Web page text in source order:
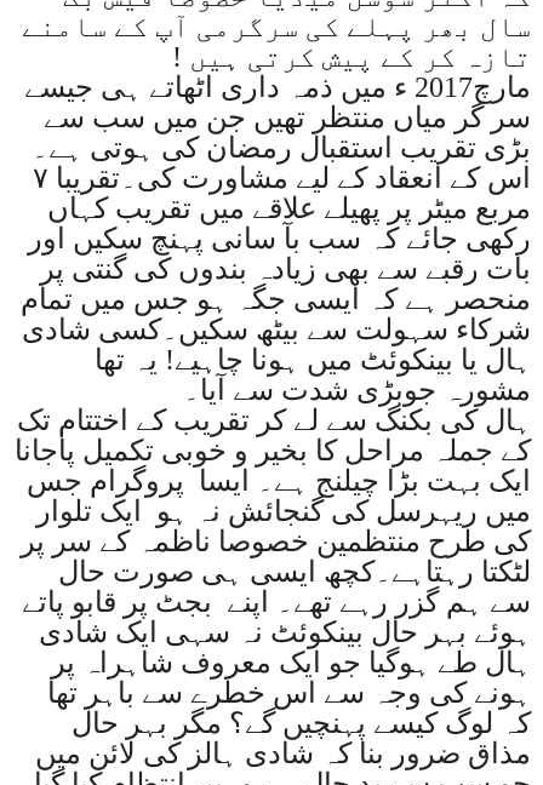
سال بھر پہلے کی سرگرمی آپ کے سامنے
تازہ کر کے پیش کرتی ہیں !
مارچ2017
ء میں ذمہ داری اٹھاتے ہی جیسے
سر گر میاں منتظر تھیں جن میں سب سے
بڑی تقریب استقبال رمضان کی ہوتی ہے۔
اس کے انعقاد کے لیے مشاورت کی۔تقریبا ۷
مربع میٹر پر پھیلے علاقے میں تقریب کہاں
رکھی جائے کہ سب بآ سانی پہنچ سکیں اور
بات رقبے سے بھی زیادہ بندوں کی گنتی پر
منحصر ہے کہ ایسی جگہ ہو جس میں تمام
شرکاء سہولت سے بیٹھ سکیں۔کسی شادی
ہال یا بینکوئٹ میں ہونا چاہیے! یہ تھا
مشورہ جوبڑی شدت سے آیا۔
ہال کی بکنگ سے لے کر تقریب کے اختتام تک
کے جملہ مراحل کا بخیر و خوبی تکمیل پاجانا
ایک بہت بڑا چیلنج ہے۔ ایسا پروگرام جس
میں ریہرسل کی گنجائش نہ ہو ایک تلوار
کی طرح منتظمین خصوصا ناظمہ کے سر پر
لٹکتا رہتاہے۔کچھ ایسی ہی صورت حال
سے ہم گزر رہے تھے۔ اپنے بجٹ پر قابو پاتے
ہوئے بہر حال بینکوئٹ نہ سہی ایک شادی
ہال طے ہوگیا جو ایک معروف شاہراہ پر
ہونے کی وجہ سے اس خطرے سے باہر تھا
کہ لوگ کیسے پہنچیں گے؟ مگر بہر حال
مذاق ضرور بنا کہ شادی ہالز کی لائن میں